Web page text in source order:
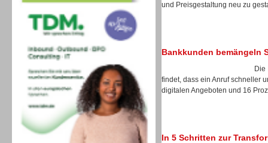
und Preisgestaltung neu zu
Bankkunden bemängeln
Die
findet, dass ein Anruf schneller
digitalen Angeboten und 16
In 5 Schritten zur